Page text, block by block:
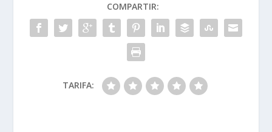
COMPARTIR:
TARIFA: